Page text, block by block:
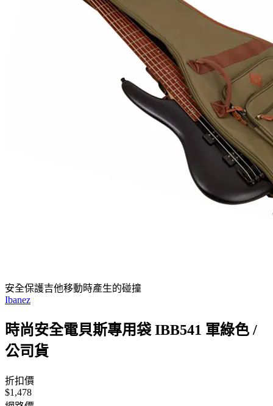
安全保護吉他移動時產生的碰撞
Ibanez
時尚安全電貝斯專用袋 IBB541 軍綠色 /
公司貨
折扣價
$1,478